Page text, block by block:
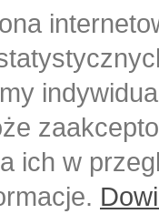
ich w